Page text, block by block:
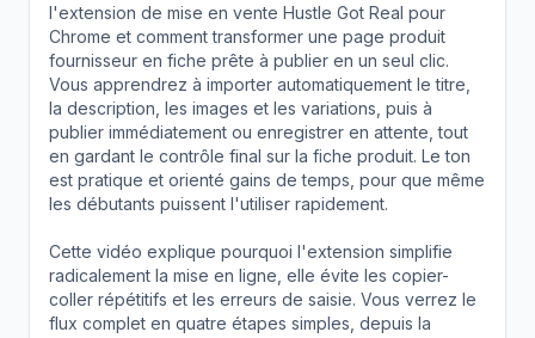
l'extension de mise en vente Hustle Got Real pour
Chrome et comment transformer une page produit
fournisseur en fiche prête à publier en un seul clic.
Vous apprendrez à importer automatiquement le titre,
la description, les images et les variations, puis à
publier immédiatement ou enregistrer en attente, tout
en gardant le contrôle final sur la fiche produit. Le ton
est pratique et orienté gains de temps, pour que même
les débutants puissent l'utiliser rapidement.
Cette vidéo explique pourquoi l'extension simplifie
radicalement la mise en ligne, elle évite les copier-
coller répétitifs et les erreurs de saisie. Vous verrez le
flux complet en quatre étapes simples, depuis la